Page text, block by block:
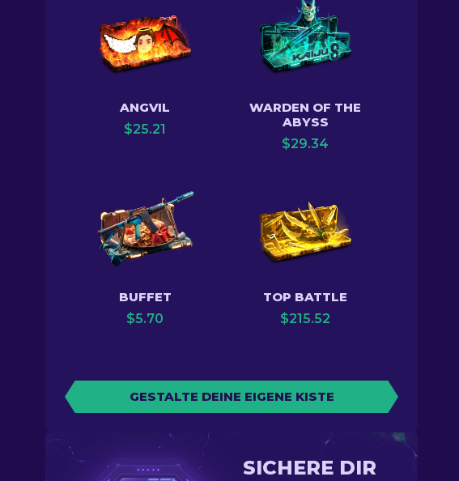
ANGVIL
$25.21
WARDEN OF THE
ABYSS
$29.34
BUFFET
$5.70
TOP BATTLE
$215.52
GESTALTE DEINE EIGENE KISTE
SICHERE DIR